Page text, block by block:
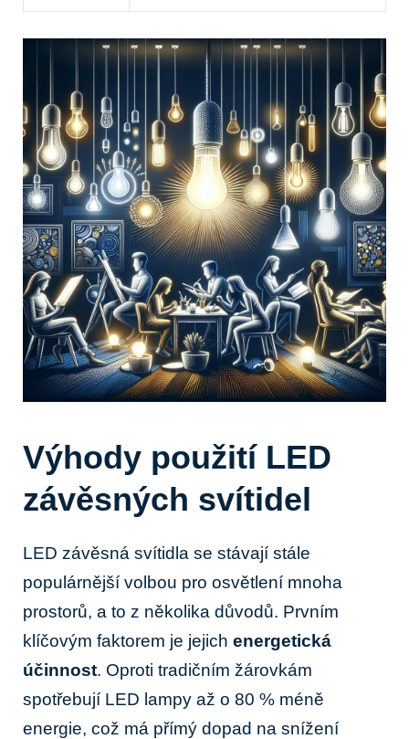
Výhody použití LED
závěsných ‌svítidel
LED závěsná ⁣svítidla se⁢ stávají stále​
populárnější⁢ volbou‌ pro osvětlení mnoha
prostorů, a to z několika důvodů. ‌Prvním‍
klíčovým faktorem⁣ je jejich energetická
účinnost. Oproti ⁣tradičním žárovkám
spotřebují LED lampy ⁤až o​ 80 % ​méně
energie, což má přímý⁣ dopad na snížení